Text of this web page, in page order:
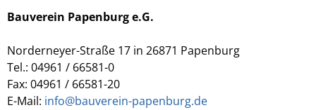
Bauverein Papenburg e.G.
Norderneyer-Straße 17 in 26871 Papenburg
Tel.: 04961 / 66581-0
Fax: 04961 / 66581-20
E-Mail: info@bauverein-papenburg.de